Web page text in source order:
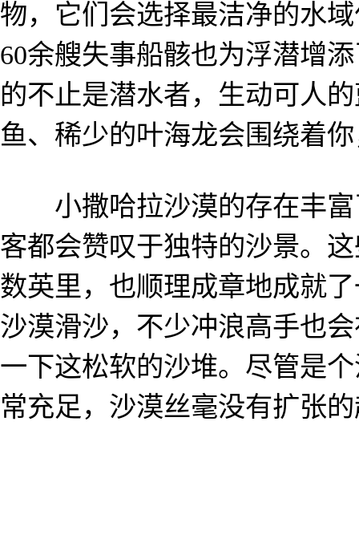
物，它们会选择最洁净的水
60余艘失事船骸也为浮潜增
的不止是潜水者，生动可人
鱼、稀少的叶海龙会围绕着
小撒哈拉沙漠的存在丰富
客都会赞叹于独特的沙景。
数英里，也顺理成章地成就
沙漠滑沙，不少冲浪高手也
一下这松软的沙堆。尽管是
常充足，沙漠丝毫没有扩张